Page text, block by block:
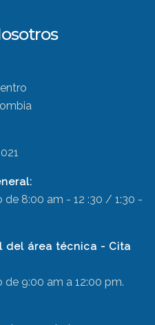
de 8:00 am - 12 :30 / 1:30 -
del área técnica - Cita
de 9:00 am a 12:00 pm.